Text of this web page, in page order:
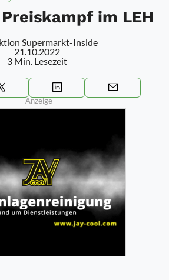
im LEH
Supermarkt-Inside
21.10.2022
3 Min. Lesezeit